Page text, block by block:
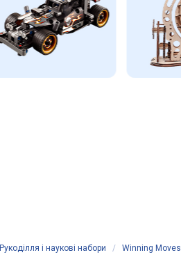
Рукоділля і наукові набори / Winning Moves